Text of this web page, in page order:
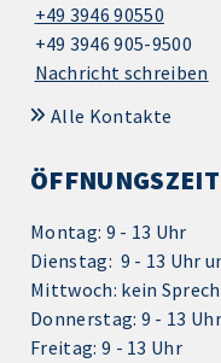
+49 3946 90550
+49 3946 905-9500
Nachricht schreiben
Alle Kontakte
Montag: 9 - 13 Uhr
Dienstag: 9 - 13 Uhr
Mittwoch: kein
Donnerstag: 9 - 13
Freitag: 9 - 13 Uhr